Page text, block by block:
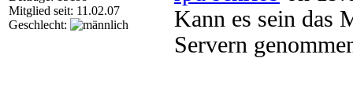
Mitglied seit: 11.02.07
Geschlecht:
Kann es sein das
Servern